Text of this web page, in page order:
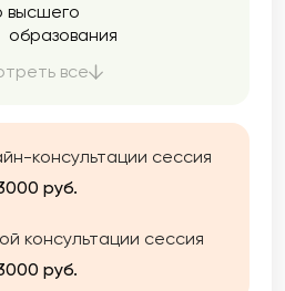
высшего
образования
супервизия( более 40
все
консультации сессия
руб.
консультации сессия
руб.